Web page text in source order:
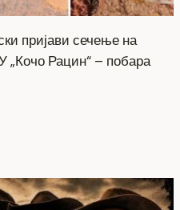
пријави сечење на
„Кочо Рацин“ – побара